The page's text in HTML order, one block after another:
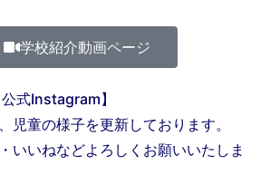
学校紹介動画ページ
式Instagram】
児童の様子を更新しております。
いいねなどよろしくお願いいたしま